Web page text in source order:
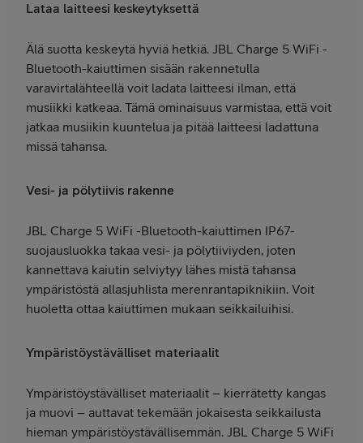
Lataa laitteesi keskeytyksettä
Älä suotta keskeytä hyviä hetkiä. JBL Charge 5 WiFi -
Bluetooth-kaiuttimen sisään rakennetulla
varavirtalähteellä voit ladata laitteesi ilman, että
musiikki katkeaa. Tämä ominaisuus varmistaa, että voit
jatkaa musiikin kuuntelua ja pitää laitteesi ladattuna
missä tahansa.
Vesi- ja pölytiivis rakenne
JBL Charge 5 WiFi -Bluetooth-kaiuttimen IP67-
suojausluokka takaa vesi- ja pölytiiviyden, joten
kannettava kaiutin selviytyy lähes mistä tahansa
ympäristöstä allasjuhlista merenrantapiknikiin. Voit
huoletta ottaa kaiuttimen mukaan seikkailuihisi.
Ympäristöystävälliset materiaalit
Ympäristöystävälliset materiaalit – kierrätetty kangas
ja muovi – auttavat tekemään jokaisesta seikkailusta
hieman ympäristöystävällisemmän. JBL Charge 5 WiFi